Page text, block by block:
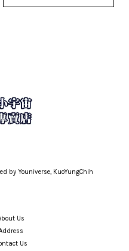
by Youniverse, KuoYungChih
Us
Us